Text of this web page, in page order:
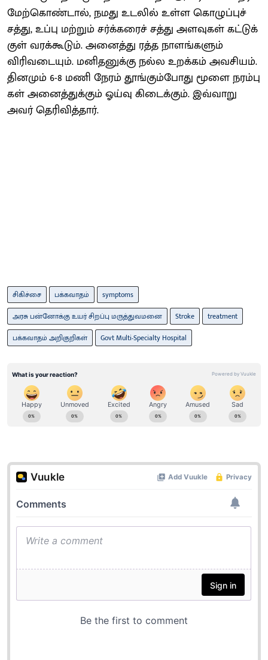
மேற்​கொண்​டால், நமது உடலில் உள்ள கொழுப்​புச்
சத்​து, உப்பு மற்​றும் சர்க்​கரைச் சத்து அளவு​கள் கட்​டுக்​
குள் வரக்​கூடும். அனைத்து ரத்த நாளங்​களும்
விரிவடை​யும். மனிதனுக்கு நல்ல உறக்​கம் அவசி​யம்.
தின​மும் 6-8 மணி நேரம் தூங்​கும்​போது மூளை நரம்​பு​
கள் அனைத்​துக்​கும் ஓய்வு கிடைக்​கும்​. இவ்​வாறு
அவர்​ தெரி​வித்​தார்​.
சிகிச்சை பக்கவாதம்
symptoms
அரசு பன்னோக்கு உயர் சிறப்பு மருத்துவமனை
Stroke
treatment
பக்கவாதம் அறிகுறிகள்
Govt Multi-Specialty Hospital